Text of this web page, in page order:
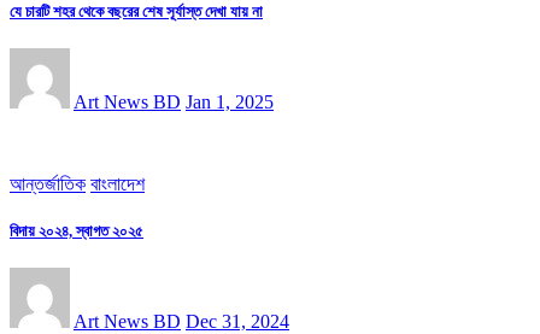
যে চারটি শহর থেকে বছরের শেষ সূর্যাস্ত দেখা যায় না
Art News BD Jan 1, 2025
আন্তর্জাতিক বাংলাদেশ
বিদায় ২০২৪, স্বাগত ২০২৫
Art News BD Dec 31, 2024